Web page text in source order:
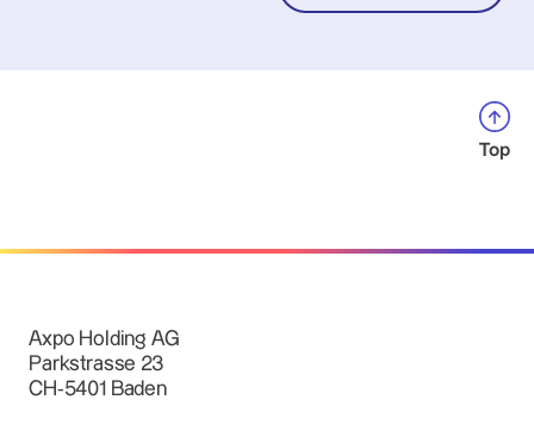
Top
Axpo Holding AG
Parkstrasse 23
CH-5401 Baden